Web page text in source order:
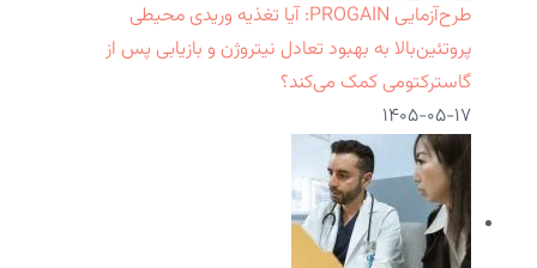
طرح‌آزمایی PROGAIN: آیا تغذیه وریدی محیطی
پروتئین‌بالا به بهبود تعادل نیتروژن و بازیابی پس از
گاسترکتومی کمک می‌کند؟
۱۴۰۵-۰۵-۱۷